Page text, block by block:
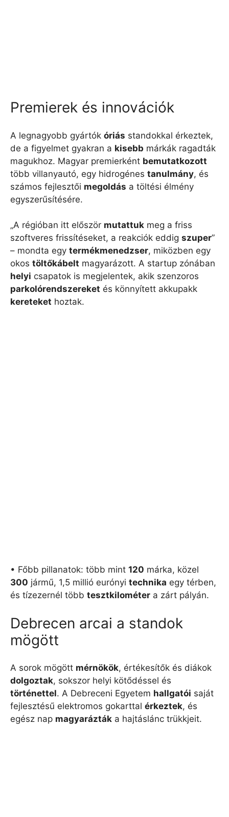
Premierek és innovációk
A legnagyobb gyártók óriás standokkal érkeztek,
de a figyelmet gyakran a kisebb márkák ragadták
magukhoz. Magyar premierként bemutatkozott
több villanyautó, egy hidrogénes tanulmány, és
számos fejlesztői megoldás a töltési élmény
egyszerűsítésére.
„A régióban itt először mutattuk meg a friss
szoftveres frissítéseket, a reakciók eddig szuper”
– mondta egy termékmenedzser, miközben egy
okos töltőkábelt magyarázott. A startup zónában
helyi csapatok is megjelentek, akik szenzoros
parkolórendszereket és könnyített akkupakk
kereteket hoztak.
• Főbb pillanatok: több mint 120 márka, közel
300 jármű, 1,5 millió eurónyi technika egy térben,
és tízezernél több tesztkilométer a zárt pályán.
Debrecen arcai a standok
mögött
A sorok mögött mérnökök, értékesítők és diákok
dolgoztak, sokszor helyi kötődéssel és
történettel. A Debreceni Egyetem hallgatói saját
fejlesztésű elektromos gokarttal érkeztek, és
egész nap magyarázták a hajtáslánc trükkjeit.